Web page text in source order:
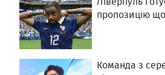
пропозицію
Команда з